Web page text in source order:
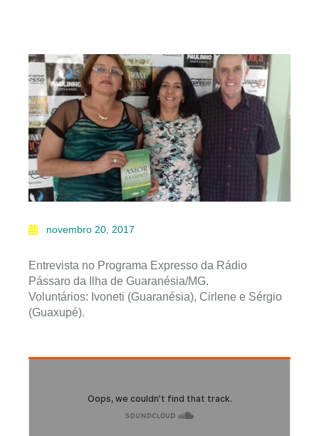
novembro 20, 2017
Entrevista no Programa Expresso da Rádio
Pássaro da Ilha de Guaranésia/MG.
Voluntários: Ivoneti (Guaranésia), Cirlene e Sérgio
(Guaxupé).